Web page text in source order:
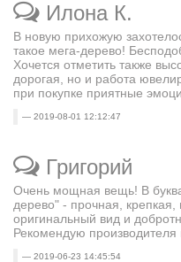
Илона К.
В новую прихожую
такое мега-дерево!
Хочется отметить также
дорогая, но и работа
при покупке приятные
2019-08-01 12:12:47
Григорий
Очень мощная вещь! В
дерево" - прочная,
оригинальный вид и
Рекомендую
2019-06-23 14:45:54